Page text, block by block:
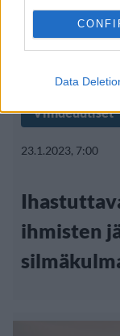
Data
Viihdeuutiset
23.1.2023, 7:00
ihmisten